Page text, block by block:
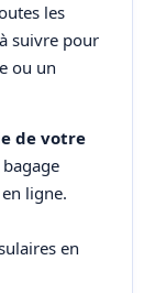
les
suivre pour
ou un
de votre
ligne.
en